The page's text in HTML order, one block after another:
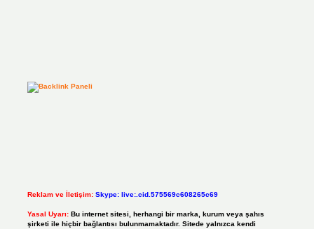
Reklam ve İletişim: Skype: live:.cid.575569c608265c69
Yasal Uyarı: Bu internet sitesi, herhangi bir marka, kurum veya şahıs
şirketi ile hiçbir bağlantısı bulunmamaktadır. Sitede yalnızca kendi